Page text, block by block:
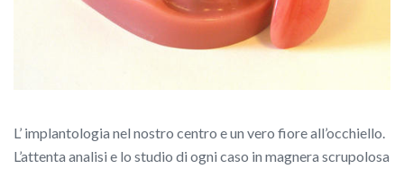
L’ implantologia nel nostro centro e un vero fiore all’occhiello.
L’attenta analisi e lo studio di ogni caso in magnera scrupolosa